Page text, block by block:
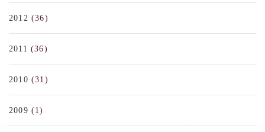
2012 (36)
2011 (36)
2010 (31)
2009 (1)